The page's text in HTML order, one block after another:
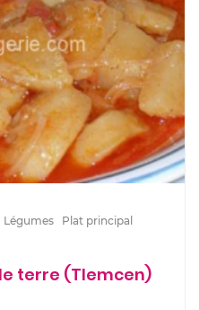
Légumes
Plat principal
terre (Tlemcen)